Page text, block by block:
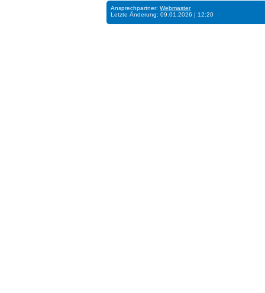
Ansprechpartner:Webmaster
Letzte Änderung: 09.01.2026 | 12:20